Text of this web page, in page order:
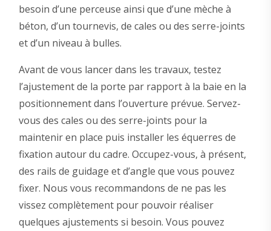
besoin d’une perceuse ainsi que d’une mèche à
béton, d’un tournevis, de cales ou des serre-joints
et d’un niveau à bulles.
Avant de vous lancer dans les travaux, testez
l’ajustement de la porte par rapport à la baie en la
positionnement dans l’ouverture prévue. Servez-
vous des cales ou des serre-joints pour la
maintenir en place puis installer les équerres de
fixation autour du cadre. Occupez-vous, à présent,
des rails de guidage et d’angle que vous pouvez
fixer. Nous vous recommandons de ne pas les
vissez complètement pour pouvoir réaliser
quelques ajustements si besoin. Vous pouvez